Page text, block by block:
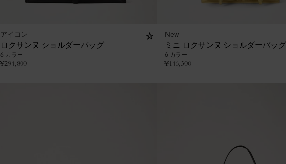
アイコン
ロクサンヌ ショルダーバッグ
6 カラー
¥294,800
New
ミニ ロクサンヌ ショルダーバッグ
6 カラー
¥146,300